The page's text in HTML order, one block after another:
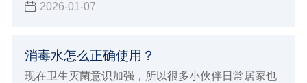
那么就需要擦拭干净，但是什么样的厨房纸能包食物
2026-01-07
消毒水怎么正确使用？
现在卫生灭菌意识加强，所以很多小伙伴日常居家也